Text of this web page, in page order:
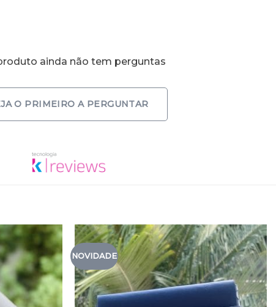
ainda não tem perguntas
O PRIMEIRO A PERGUNTAR
NOVIDADE